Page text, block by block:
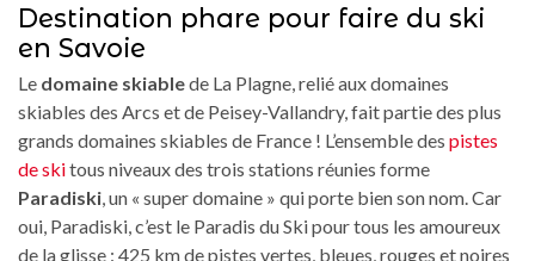
Destination phare pour faire du ski
en Savoie
Le domaine skiablede La Plagne, relié aux domaines
skiables des Arcs et de Peisey-Vallandry, fait partie des plus
grands domaines skiables de France ! L’ensemble des pistes
de skitous niveaux des trois stations réunies forme
Paradiski , un « super domaine » qui porte bien son nom. Car
oui, Paradiski, c’est le Paradis du Ski pour tous les amoureux
de la glisse : 425 km de pistes vertes, bleues, rouges et noires